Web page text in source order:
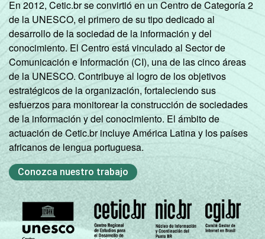
ano do
Ensino
Fundamental
5
En 2012, Cetic.br se convirtió en un Centro de Categoría 2
de la UNESCO, el primero de su tipo dedicado al
desarrollo de la sociedad de la información y del
conocimiento. El Centro está vinculado al Sector de
Comunicación e Información (CI), una de las cinco áreas
de la UNESCO. Contribuye al logro de los objetivos
estratégicos de la organización, fortaleciendo sus
esfuerzos para monitorear la construcción de sociedades
de la información y del conocimiento. El ámbito de
actuación de Cetic.br incluye América Latina y los países
africanos de lengua portuguesa.
Conozca nuestro trabajo